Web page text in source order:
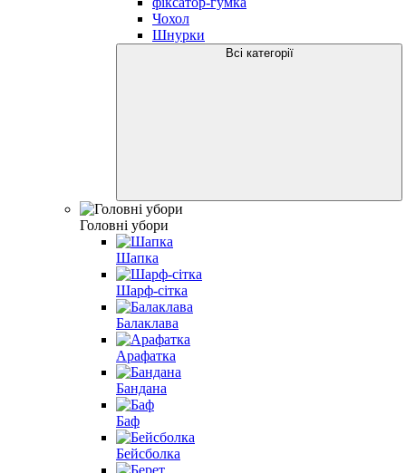
Чохол
Шнурки
Всі категорії
Головні убори
Шапка
Шарф-сітка
Балаклава
Арафатка
Бандана
Баф
Бейсболка